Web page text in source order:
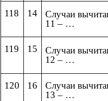
118 14
Случаи
11 – …
119 15
Случаи
12 – …
120 16
Случаи
13 – …